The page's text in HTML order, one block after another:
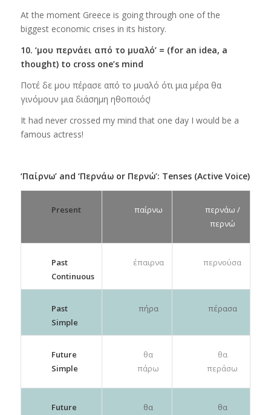
At the moment Greece is going through one of the
biggest economic crises in its history.
10. ‘μου περνάει από το μυαλό’ = (for an idea, a
thought) to cross one’s mind
Ποτέ δε μου πέρασε από το μυαλό ότι μια μέρα θα
γινόμουν μια διάσημη ηθοποιός!
It had never crossed my mind that one day I would be a
famous actress!
‘Παίρνω’ and ‘Περνάω or Περνώ’: Tenses (Active Voice)
Present παίρνω
περνάω /
περνώ
Past
Continuous
έπαιρνα περνούσα
Past
Simple
πήρα πέρασα
Future
Simple
θα
πάρω
θα
περάσω
Future
θα
θα